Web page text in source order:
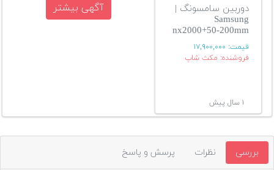
دوربین سامسونگ |
Samsung
nx2000+50-200mm
قیمت: ۱۷,۹۰۰,۰۰۰
فروشنده: مکث شاپ
۱ سال پیش
آگهی بیشتر
بررسی نظرات پرسش و پاسخ